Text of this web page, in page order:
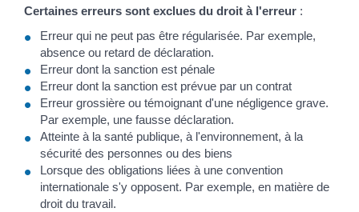
Certaines erreurs sont exclues du droit à l'erreur :
Erreur qui ne peut pas être régularisée. Par exemple,
absence ou retard de déclaration.
Erreur dont la sanction est pénale
Erreur dont la sanction est prévue par un contrat
Erreur grossière ou témoignant d'une négligence grave.
Par exemple, une fausse déclaration.
Atteinte à la santé publique, à l'environnement, à la
sécurité des personnes ou des biens
Lorsque des obligations liées à une convention
internationale s'y opposent. Par exemple, en matière de
droit du travail.